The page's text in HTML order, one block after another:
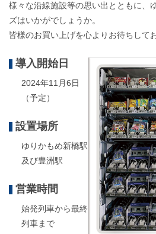
様々な沿線施設等の思い出とともに、
ズはいかがでしょうか。
皆様のお買い上げを心よりお待ちして
導入開始日
2024年11月6日
（予定）
設置場所
ゆりかもめ新橋駅
及び豊洲駅
営業時間
始発列車から最終
列車まで